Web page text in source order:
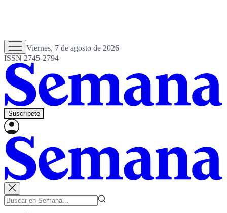
Viernes, 7 de agosto de 2026
ISSN 2745-2794
Suscríbete